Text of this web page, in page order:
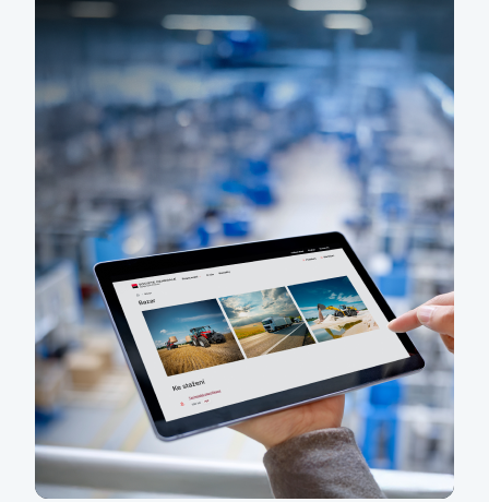
Doplňková služba našich finančních
produktů ve spolupráci s renomovanými
makléřskými společnostmi
Zjistit víc